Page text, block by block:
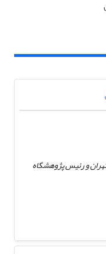
و رئیس پژوهشگاه